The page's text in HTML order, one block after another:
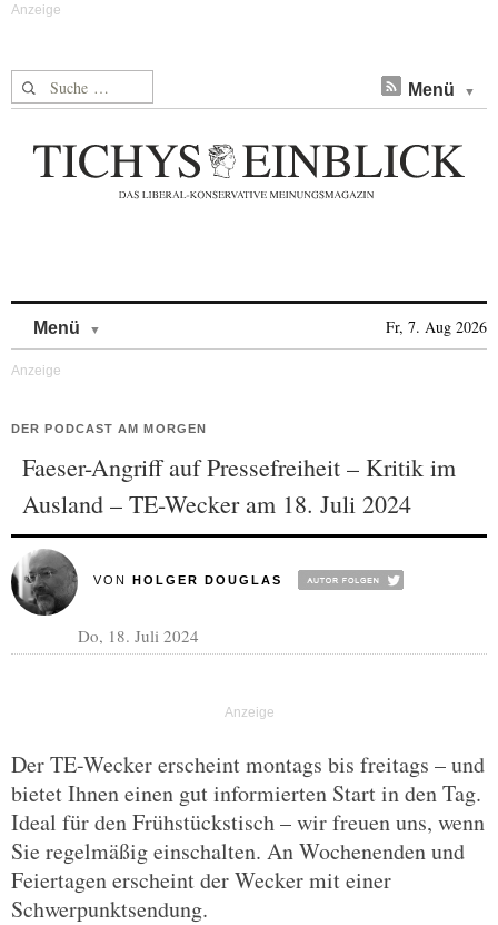
Suche nach: Menü
Menü Fr, 7. Aug 2026
DER PODCAST AM MORGEN
Faeser-Angriff auf Pressefreiheit – Kritik im
Ausland – TE-Wecker am 18. Juli 2024
VON HOLGER DOUGLAS
Do, 18. Juli 2024
Der TE-Wecker erscheint montags bis freitags – und
bietet Ihnen einen gut informierten Start in den Tag.
Ideal für den Frühstückstisch – wir freuen uns, wenn
Sie regelmäßig einschalten. An Wochenenden und
Feiertagen erscheint der Wecker mit einer
Schwerpunktsendung.